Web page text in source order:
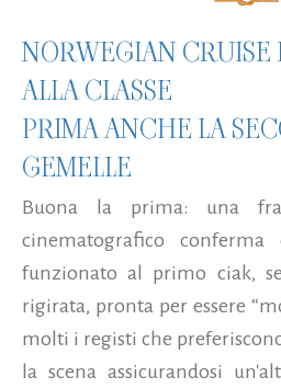
NORWEGIAN CRUISE
ALLA CLASSE
PRIMA ANCHE LA
GEMELLE
Buona la prima: una
cinematografico
funzionato al primo ciak,
rigirata, pronta per essere
molti i registi che
la scena assicurandosi